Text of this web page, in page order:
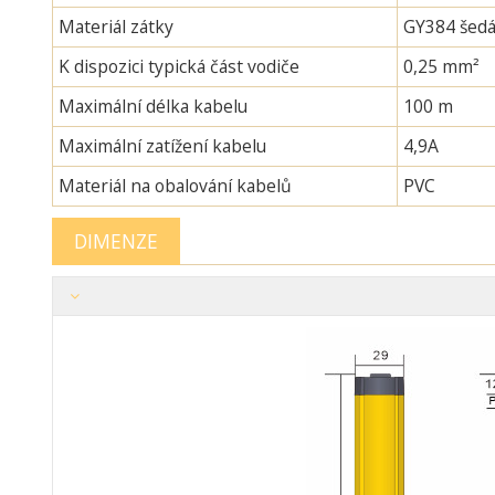
Materiál zátky
GY384
K dispozici typická část vodiče
0,25 mm²
Maximální délka kabelu
100 m
Maximální zatížení kabelu
4,9A
Materiál na obalování kabelů
PVC
DIMENZE